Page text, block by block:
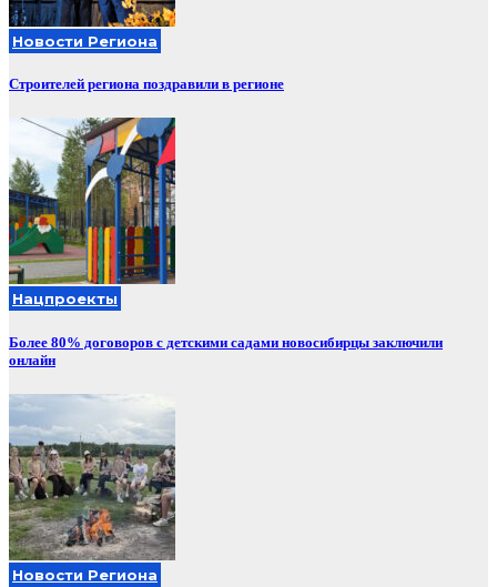
Новости Региона
Строителей региона поздравили в регионе
Нацпроекты
Более 80% договоров с детскими садами новосибирцы заключили
онлайн
Новости Региона